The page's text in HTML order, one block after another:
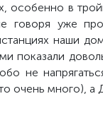
особенно в
говоря уже
наши
показали
не
очень много),